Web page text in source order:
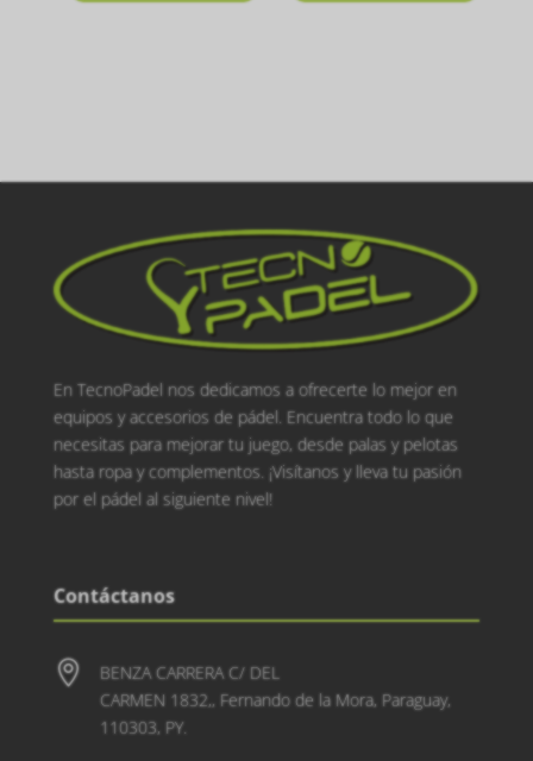
En TecnoPadel nos dedicamos a ofrecerte lo mejor en
equipos y accesorios de pádel. Encuentra todo lo que
necesitas para mejorar tu juego, desde palas y pelotas
hasta ropa y complementos. ¡Visítanos y lleva tu pasión
por el pádel al siguiente nivel!
Contáctanos

BENZA CARRERA C/ DEL
CARMEN 1832,, Fernando de la Mora, Paraguay,
110303, PY.